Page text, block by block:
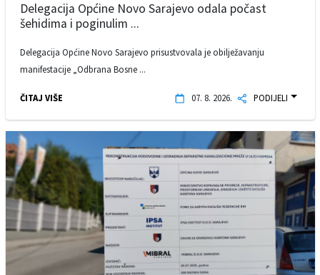
Delegacija Općine Novo Sarajevo odala počast
šehidima i poginulim ...
Delegacija Općine Novo Sarajevo prisustvovala je obilježavanju
manifestacije „Odbrana Bosne ...
ČITAJ VIŠE 07. 8. 2026. PODIJELI